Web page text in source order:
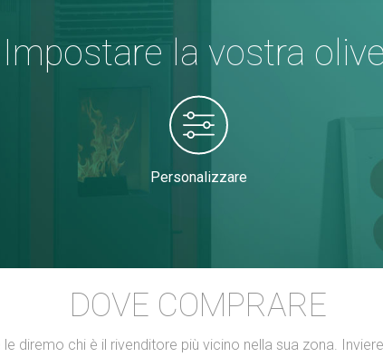
Impostare la vostra
Personalizzare
DOVE COMPRARE
le diremo chi è il rivenditore più vicino nella sua zona.